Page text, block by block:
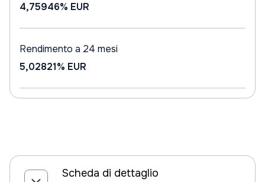
4,75946% EUR
Rendimento a 24 mesi
5,02821% EUR
Scheda di dettaglio